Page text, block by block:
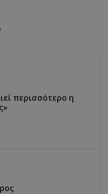
περισσότερο η